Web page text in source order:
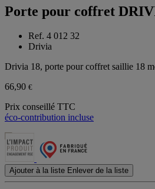
Porte pour coffret
Ref. 4 012 32
Drivia
Drivia 18, porte pour coffret saillie 18
66,90 €
Prix conseillé TTC
éco-contribution incluse
Ajouter à la liste Enlever de la liste